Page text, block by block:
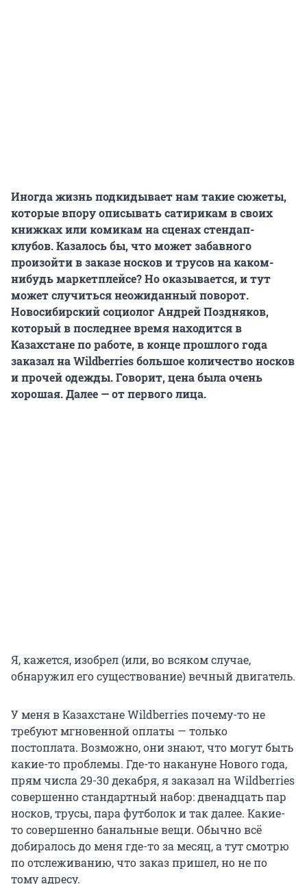
Иногда жизнь подкидывает нам такие сюжеты,
которые впору описывать сатирикам в своих
книжках или комикам на сценах стендап-
клубов. Казалось бы, что может забавного
произойти в заказе носков и трусов на каком-
нибудь маркетплейсе? Но оказывается, и тут
может случиться неожиданный поворот.
Новосибирский социолог Андрей Поздняков,
который в последнее время находится в
Казахстане по работе, в конце прошлого года
заказал на Wildberries большое количество носков
и прочей одежды. Говорит, цена была очень
хорошая. Далее — от первого лица.
Я, кажется, изобрел (или, во всяком случае,
обнаружил его существование) вечный двигатель.
У меня в Казахстане Wildberries почему-то не
требуют мгновенной оплаты — только
постоплата. Возможно, они знают, что могут быть
какие-то проблемы. Где-то накануне Нового года,
прям числа 29-30 декабря, я заказал на Wildberries
совершенно стандартный набор: двенадцать пар
носков, трусы, пара футболок и так далее. Какие-
то совершенно банальные вещи. Обычно всё
добиралось до меня где-то за месяц, а тут смотрю
по отслеживанию, что заказ пришел, но не по
тому адресу.